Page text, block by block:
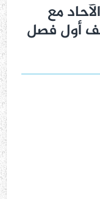
مع
أول فصل